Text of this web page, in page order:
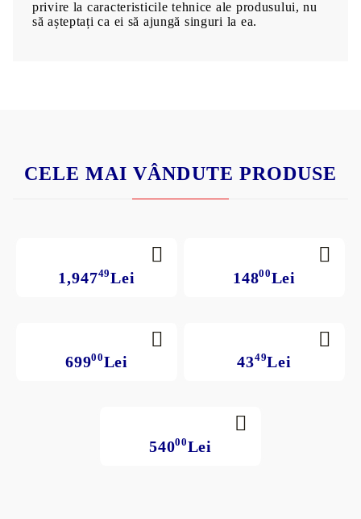
privire la caracteristicile tehnice ale produsului, nu
să așteptați ca ei să ajungă singuri la ea.
CELE MAI VÂNDUTE PRODUSE
1,94749Lei 14800Lei
69900Lei 4349Lei
54000Lei